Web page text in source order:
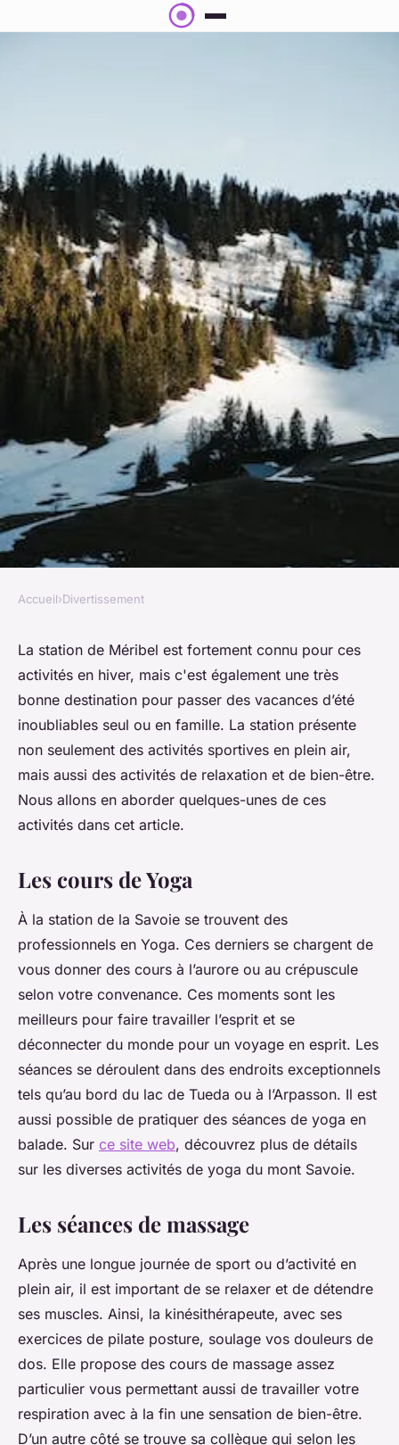
Vacances d'été à Méribel : les
activités à faire dans cette
station
alice •25 novembre 2022•1 min de lecture
Accueil›Divertissement
La station de Méribel est fortement connu pour ces
activités en hiver, mais c'est également une très
bonne destination pour passer des vacances d’été
inoubliables seul ou en famille. La station présente
non seulement des activités sportives en plein air,
mais aussi des activités de relaxation et de bien-être.
Nous allons en aborder quelques-unes de ces
activités dans cet article.
Les cours de Yoga
À la station de la Savoie se trouvent des
professionnels en Yoga. Ces derniers se chargent de
vous donner des cours à l’aurore ou au crépuscule
selon votre convenance. Ces moments sont les
meilleurs pour faire travailler l’esprit et se
déconnecter du monde pour un voyage en esprit. Les
séances se déroulent dans des endroits exceptionnels
tels qu’au bord du lac de Tueda ou à l’Arpasson. Il est
aussi possible de pratiquer des séances de yoga en
balade. Sur ce site web, découvrez plus de détails
sur les diverses activités de yoga du mont Savoie.
Les séances de massage
Après une longue journée de sport ou d’activité en
plein air, il est important de se relaxer et de détendre
ses muscles. Ainsi, la kinésithérapeute, avec ses
exercices de pilate posture, soulage vos douleurs de
dos. Elle propose des cours de massage assez
particulier vous permettant aussi de travailler votre
respiration avec à la fin une sensation de bien-être.
D’un autre côté se trouve sa collègue qui selon les